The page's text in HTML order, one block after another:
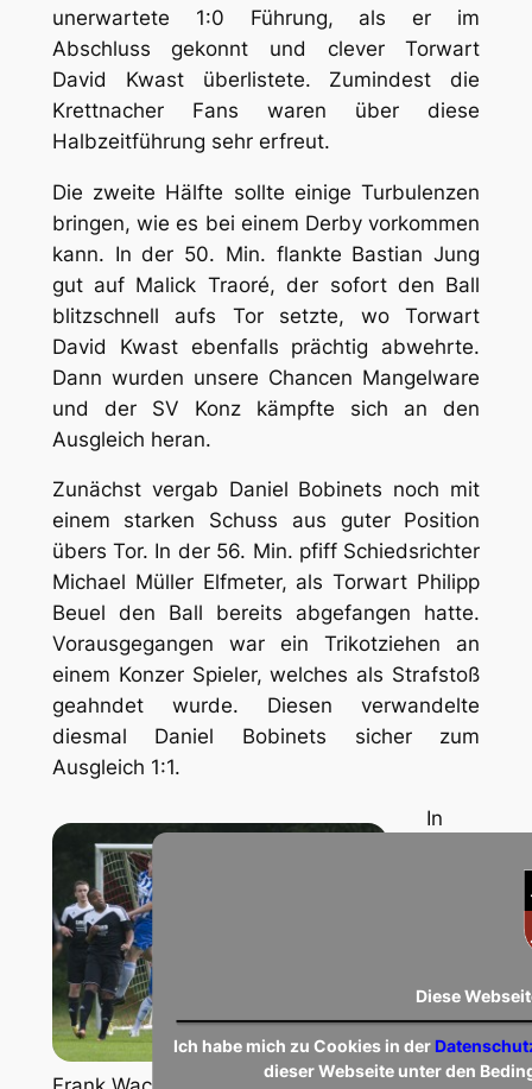
Diese
Ich habe mich zu Cookies in der
dieser Webseite unter den
unerwartete 1:0 Führung, als er im
Abschluss gekonnt und clever Torwart
David Kwast überlistete. Zumindest die
Krettnacher Fans waren über diese
Halbzeitführung sehr erfreut.
Die zweite Hälfte sollte einige Turbulenzen
bringen, wie es bei einem Derby vorkommen
kann. In der 50. Min. flankte Bastian Jung
gut auf Malick Traoré, der sofort den Ball
blitzschnell aufs Tor setzte, wo Torwart
David Kwast ebenfalls prächtig abwehrte.
Dann wurden unsere Chancen Mangelware
und der SV Konz kämpfte sich an den
Ausgleich heran.
Zunächst vergab Daniel Bobinets noch mit
einem starken Schuss aus guter Position
übers Tor. In der 56. Min. pfiff Schiedsrichter
Michael Müller Elfmeter, als Torwart Philipp
Beuel den Ball bereits abgefangen hatte.
Vorausgegangen war ein Trikotziehen an
einem Konzer Spieler, welches als Strafstoß
geahndet wurde. Diesen verwandelte
diesmal Daniel Bobinets sicher zum
Ausgleich 1:1.
In